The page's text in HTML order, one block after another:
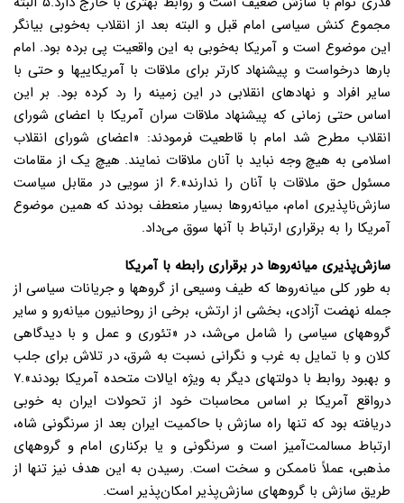
مجموع کنش سیاسی امام قبل و البته بعد از انقلاب به‌خوبی بیانگر
این موضوع است و آمریکا به‌خوبی به این واقعیت پی برده بود. امام
بارها درخواست و پیشنهاد کارتر برای ملاقات با آمریکاییها و حتی با
سایر افراد و نهادهای انقلابی در این زمینه را رد کرده بود. بر این
اساس حتی زمانی که پیشنهاد ملاقات سران آمریکا با اعضای شورای
انقلاب مطرح شد امام با قاطعیت فرمودند: «اعضای شورای انقلاب
اسلامی به هیچ وجه نباید با آنان ملاقات نمایند. هیچ یک از مقامات
مسئول حق ملاقات با آنان را ندارند».۶ از سویی در مقابل سیاست
سازش‌ناپذیری امام، میانه‌روها بسیار منعطف بودند که همین موضوع
آمریکا را به برقراری ارتباط با آنها سوق می‌داد.
سازش‌پذیری میانه‌روها در برقراری رابطه با آمریکا
به طور کلی میانه‌روها که طیف وسیعی از گروهها و جریانات سیاسی از
جمله نهضت آزادی، بخشی از ارتش، برخی از روحانیون میانه‌رو و سایر
گروههای سیاسی را شامل می‌شد، در «تئوری و عمل و با دیدگاهی
کلان و با تمایل به غرب و نگرانی نسبت به شرق، در تلاش برای جلب
و بهبود روابط با دولتهای دیگر به ویژه ایالات متحده آمریکا بودند».۷
درواقع آمریکا بر اساس محاسبات خود از تحولات ایران به خوبی
دریافته بود که تنها راه سازش با حاکمیت ایران بعد از سرنگونی شاه،
ارتباط مسالمت‌آمیز است و سرنگونی و یا برکناری امام و گروههای
مذهبی، عملاً ناممکن و سخت است. رسیدن به این هدف نیز تنها از
طریق سازش با گروههای سازش‌پذیر امکان‌پذیر است.